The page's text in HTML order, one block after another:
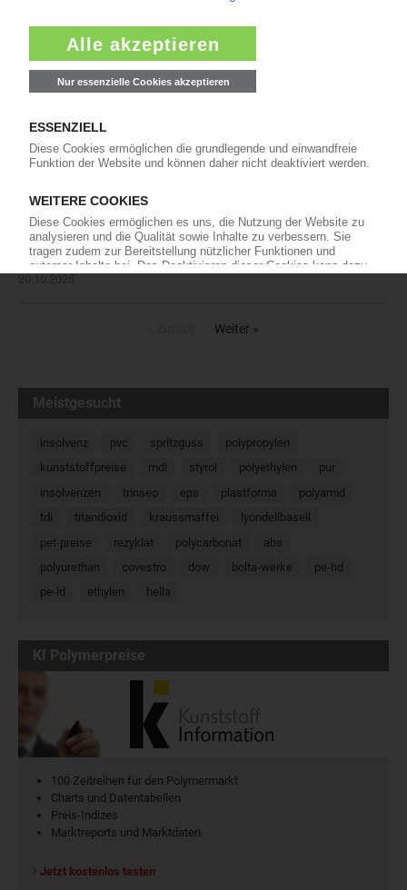
Maschinenbauer sein Portfolio zwischen der
kompakten Jflex evo und der leistungsstarken
Multiflex für den Start in die industrielle
Großserienfertigung von Komfortschäumen.…
HB-Therm: Wie Temperiergeräte die
Temperierprozesse spielen eine wichtige Rolle
für die Energieeffizienz beim Spritzgießen. Sie
beeinflussen nicht nur den Energieverbrauch,
sondern auch die Qualität der hergestellten Kunststoffteile.…
Weiter »
Meistgesucht
insolvenz pvc spritzguss
polypropylen
kunststoffpreise
mdi styrol polyethylen
pur
insolvenzen
trinseo eps plastforma
polyamid
tdi
titandioxid kraussmaffei
lyondellbasell
pet-preise
rezyklat polycarbonat
abs
polyurethan
covestro dow bolta-werke
pe-hd
pe-ld
ethylen hella
KI Polymerpreise
100 Zeitreihen für den Polymermarkt
Charts und Datentabellen
Preis-Indizes
Marktreports und Marktdaten
Jetzt kostenlos testen